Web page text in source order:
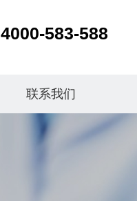
4000-583-588
联系我们